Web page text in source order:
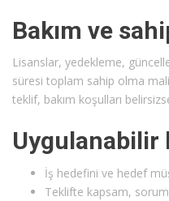
Bakım ve
Lisanslar, yedekleme,
süresi toplam sahip olma
teklif, bakım koşulları
İş hedefini ve hedef
Teklifte kapsam,